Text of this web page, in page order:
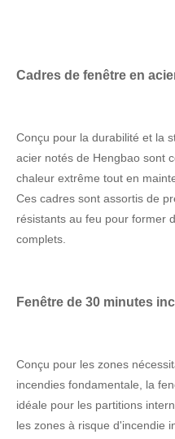
Cadres de fenêtre en
Conçu pour la durabilité et la
acier notés de Hengbao sont
chaleur extrême tout en
Ces cadres sont assortis de
résistants au feu pour former
complets.
Fenêtre de 30 minutes
Conçu pour les zones
incendies fondamentale, la
idéale pour les partitions
les zones à risque d'incendie